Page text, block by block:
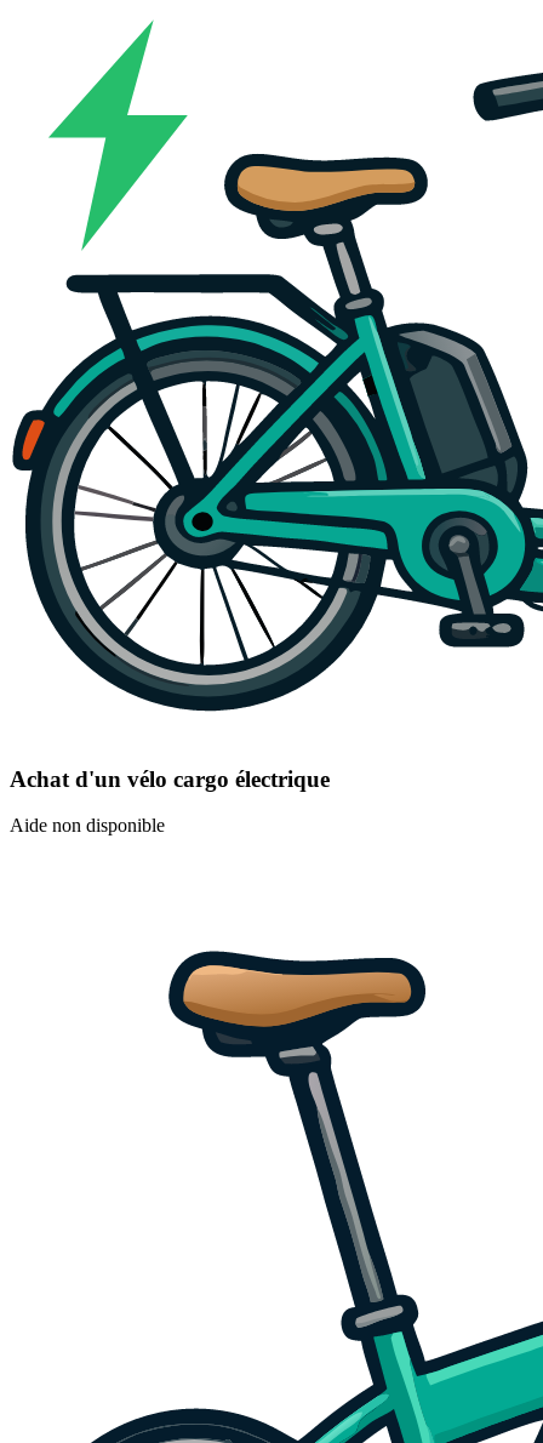
Achat d'un vélo cargo électrique
Aide non disponible